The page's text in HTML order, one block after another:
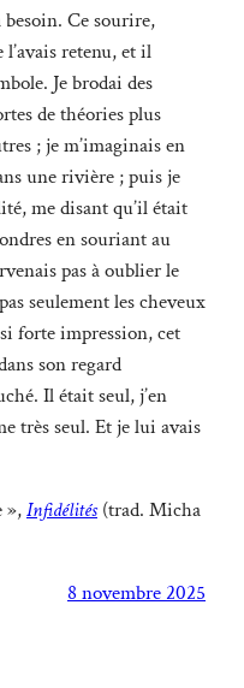
Ce sourire,
l’avais retenu, et il
Je brodai des
de théories plus
; je m’imaginais en
une rivière ; puis je
me disant qu’il était
en souriant au
pas à oublier le
seulement les cheveux
forte impression, cet
son regard
Il était seul, j’en
très seul. Et je lui avais
»,Infidélités(trad. Micha
8 novembre 2025